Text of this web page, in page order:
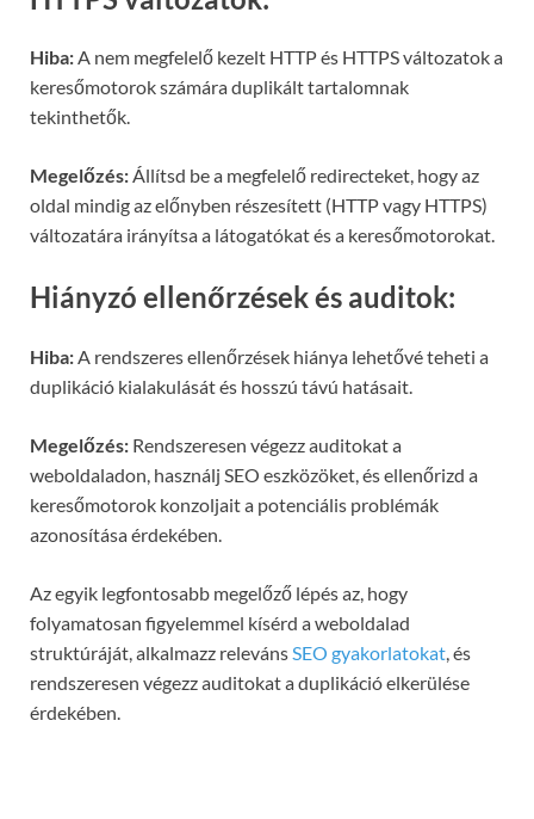
Hiba:A nem megfelelő kezelt HTTP és HTTPS változatok a
keresőmotorok számára duplikált tartalomnak
tekinthetők.
Megelőzés:Állítsd be a megfelelő redirecteket, hogy az
oldal mindig az előnyben részesített (HTTP vagy HTTPS)
változatára irányítsa a látogatókat és a keresőmotorokat.
Hiányzó ellenőrzések és auditok:
Hiba: A rendszeres ellenőrzések hiánya lehetővé teheti a
duplikáció kialakulását és hosszú távú hatásait.
Megelőzés: Rendszeresen végezz auditokat a
weboldaladon, használj SEO eszközöket, és ellenőrizd a
keresőmotorok konzoljait a potenciális problémák
azonosítása érdekében.
Az egyik legfontosabb megelőző lépés az, hogy
folyamatosan figyelemmel kísérd a weboldalad
struktúráját, alkalmazz releváns SEO gyakorlatokat , és
rendszeresen végezz auditokat a duplikáció elkerülése
érdekében.